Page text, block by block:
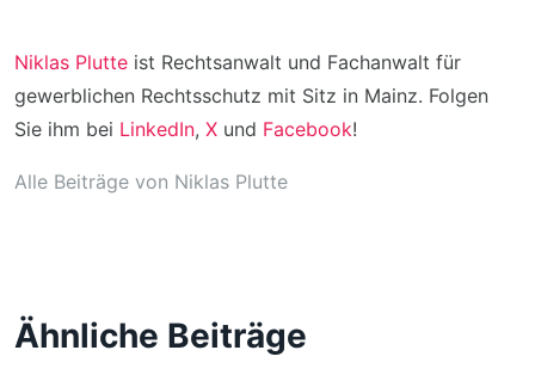
Niklas Plutte ist Rechtsanwalt und Fachanwalt für
gewerblichen Rechtsschutz mit Sitz in Mainz. Folgen
Sie ihm bei LinkedIn, X und Facebook!
Alle Beiträge von Niklas Plutte
Ähnliche Beiträge